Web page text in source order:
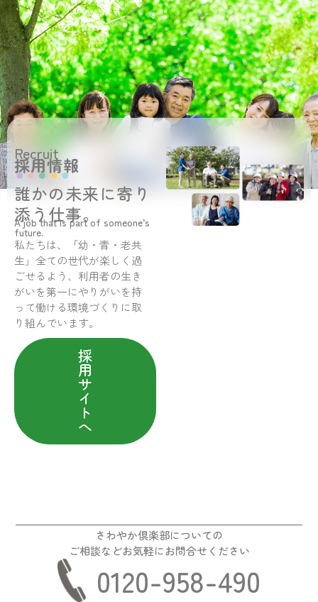
Recruit
採用情報
誰かの未来に寄り
添う仕事。
A job that is part of someone’s
future.
私たちは、「幼・青・老共
生」全ての世代が楽しく過
ごせるよう、利用者の生き
がいを第一にやりがいを持
って働ける環境づくりに取
り組んでいます。
採
用
サ
イ
ト
へ
さわやか倶楽部についての
ご相談などお気軽にお問合せください
0120-958-490